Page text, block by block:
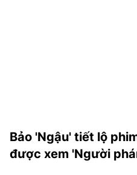
Bảo 'Ngậu' tiết lộ
được xem 'Người